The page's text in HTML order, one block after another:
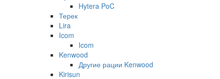
Hytera PoC
Терек
Lira
Icom
Icom
Kenwood
Другие рации Kenwood
Kirisun